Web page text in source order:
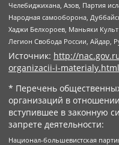
Челебиджихана, Азов, Партия
Народная самооборона,
Хаджи Белхороев, Маньяки
Легион Свобода России, Айдар,
Источник: http://
organizacii-i-materialy.html
* Перечень
организаций в
вступившее в законную
запрете деятельности:
Национал-большевистская